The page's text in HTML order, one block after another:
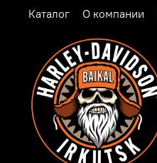
Каталог О компании